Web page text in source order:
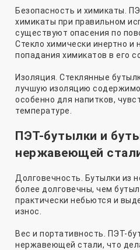
Безопасность и химикаты.
химикаты при правильном
существуют опасения по
Стекло химически инертно и
попадания химикатов в его
Изоляция. Стеклянные
лучшую изоляцию
особенно для напитков,
температуре.
ПЭТ-бутылки и
нержавеющей
Долговечность. Бутылки из
более долговечны, чем
практически небьются и
износ.
Вес и портативность. ПЭТ-
нержавеющей стали, что